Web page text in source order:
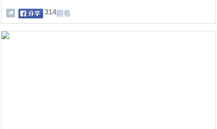
314觀看